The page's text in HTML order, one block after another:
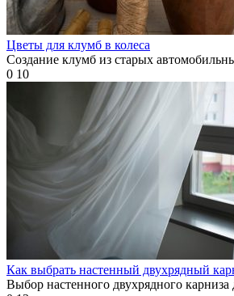
Цветы для клумб в колеса
Создание клумб из старых
0 10
Как выбрать настенный двухрядный
Выбор настенного двухрядного